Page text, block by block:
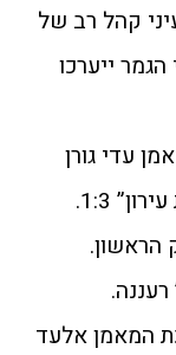
קהל רב של
ייערכו
עדי גורן
גברה בחצי הגמר באולמה על “מבואות עירון” 1:3.
3:2 במשחק הראשון.
המאמן אלעד